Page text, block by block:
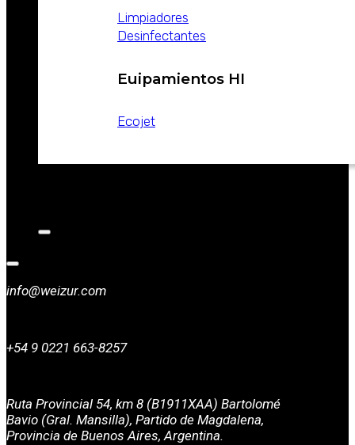
Limpiadores
Desinfectantes
Euipamientos HI
Ecojet
info@weizur.com
+54 9 0221 663-8257
Ruta Provincial 54, km 8 (B1911XAA) Bartolomé
Bavio (Gral. Mansilla), Partido de Magdalena,
Provincia de Buenos Aires, Argentina.